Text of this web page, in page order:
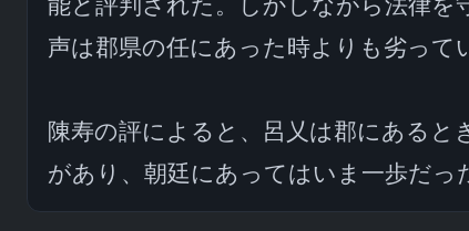
声は郡県の任にあった時よりも劣って
陳寿の評によると、呂乂は郡にある
があり、朝廷にあってはいま一歩だっ